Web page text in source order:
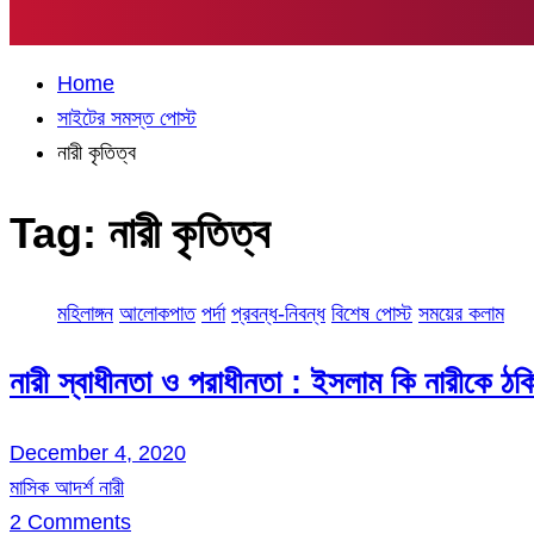
Home
সাইটের সমস্ত পোস্ট
নারী কৃতিত্ব
Tag: নারী কৃতিত্ব
মহিলাঙ্গন আলোকপাত পর্দা প্রবন্ধ-নিবন্ধ বিশেষ পোস্ট সময়ের কলাম
নারী স্বাধীনতা ও পরাধীনতা : ইসলাম কি নারীকে
December 4, 2020
মাসিক আদর্শ নারী
2 Comments